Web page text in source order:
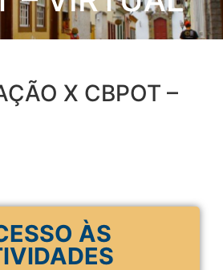
X CBPOT –
ÀS